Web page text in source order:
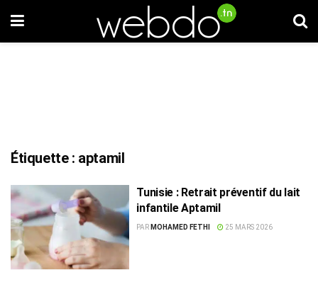
Étiquette : aptamil
Tunisie : Retrait préventif du lait
infantile Aptamil
PAR MOHAMED FETHI 25 MARS 2026